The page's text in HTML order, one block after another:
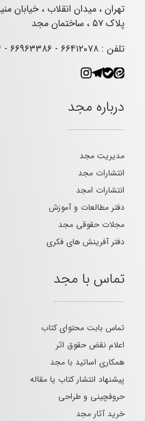
تهران ، میدان انقلاب ، خیابان
پلاک ۵۷ ، ساختمان مجد
تلفن : ۶۶۴۱۲۰۷۸ - ۶۶۹۶۳۳۸۶ - ۰۲۱۶۶۴۹۵۰۳۴
درباره مجد
مدیریت مجد
انتشارات مجد
انتشارات امجد
دفتر مطالعات و آموزش
مجلات حقوقی مجد
دفتر آفرینش های فکری
تماس با مجد
تماس بابت محتوای کتاب
اعلام نقض حقوق اثر
همکاری اساتید با مجد
پیشنهاد انتشار کتاب یا مقاله
حروفچینی و طراحی
خرید آثار مجد